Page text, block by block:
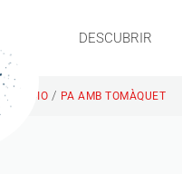
DESCUBRIR
INICIO / PA AMB TOMÀQUET